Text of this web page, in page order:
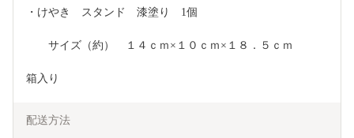
・けやき　スタンド　漆塗り　1個
サイズ（約）　１４ｃｍ×１０ｃｍ×１８．５ｃｍ
箱入り
配送方法